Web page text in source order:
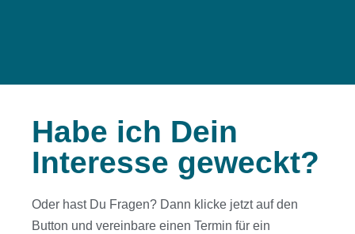
Habe ich Dein
Interesse geweckt?
Oder hast Du Fragen? Dann klicke jetzt auf den
Button und vereinbare einen Termin für ein